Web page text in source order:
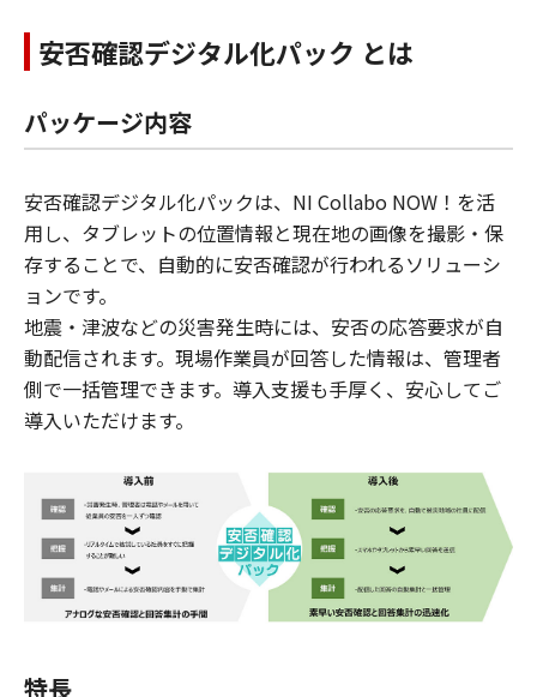
安否確認デジタル化パック とは
パッケージ内容
安否確認デジタル化パックは、NI Collabo NOW！を活
用し、タブレットの位置情報と現在地の画像を撮影・保
存することで、自動的に安否確認が行われるソリューシ
ョンです。
地震・津波などの災害発生時には、安否の応答要求が自
動配信されます。現場作業員が回答した情報は、管理者
側で一括管理できます。導入支援も手厚く、安心してご
導入いただけます。
特長